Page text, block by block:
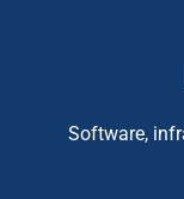
Software,